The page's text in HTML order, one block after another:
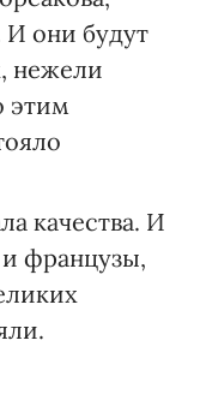
И они будут
нежели
этим
качества. И
французы,